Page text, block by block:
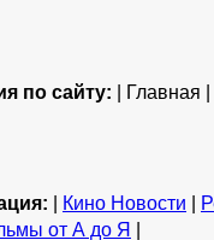
по сайту: | Главная |
| Кино Новости |
от А до Я |